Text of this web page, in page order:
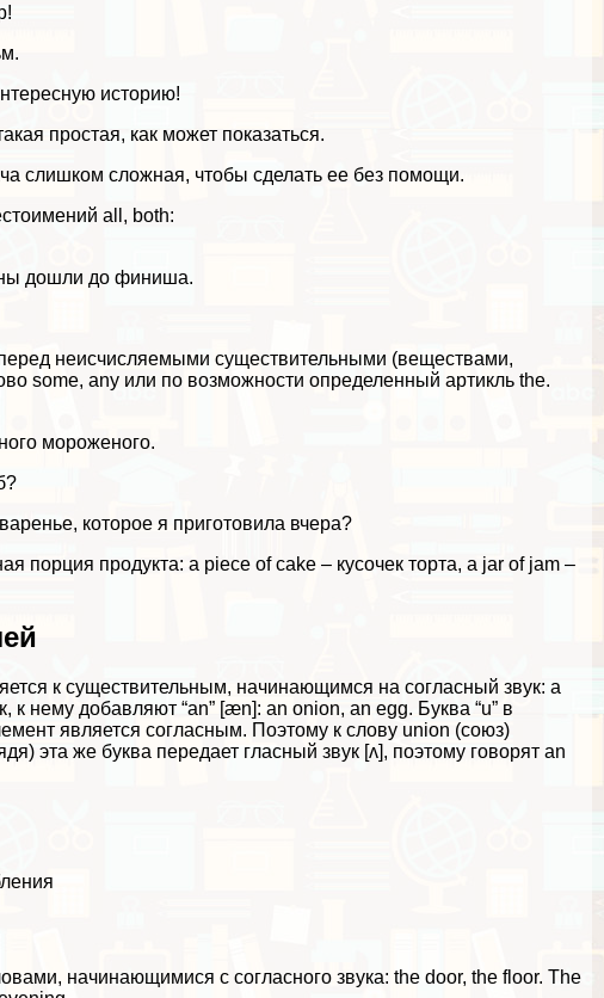
историю!
простая, как может показаться.
слишком сложная, чтобы сделать ее без помощи.
all, both:
дошли до финиша.
неисчисляемыми существительными (веществами,
some, any или по возможности определенный артикль the.
мороженого.
которое я приготовила вчера?
порция продукта: a piece of cake – кусочек торта, a jar of jam –
к существительным, начинающимся на согласный звук: a
нему добавляют “an” [æn]: an onion, an egg. Буква “u” в
является согласным. Поэтому к слову union (союз)
эта же буква передает гласный звук [ʌ], поэтому говорят an
начинающимися с согласного звука: the door, the floor. The